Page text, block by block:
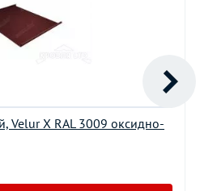
Velur X RAL 3009 оксидно-